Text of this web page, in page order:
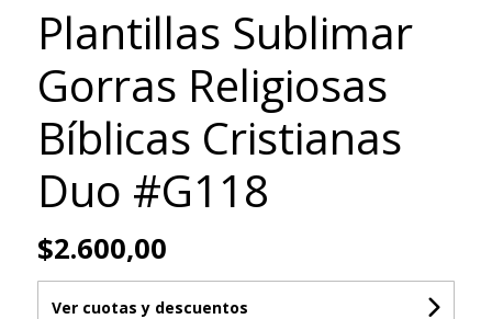
Plantillas Sublimar
Gorras Religiosas
Bíblicas Cristianas
Duo #G118
$2.600,00
Ver cuotas y descuentos